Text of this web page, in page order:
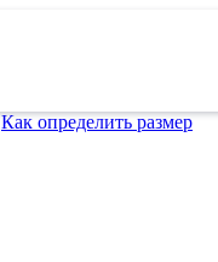
Как определить размер